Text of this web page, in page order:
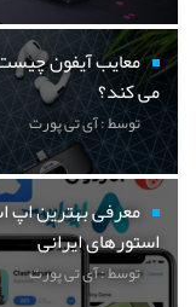
معایب آیفون چیست؟
می کند؟
توسط : آی تی پورت
معرفی بهترین اپ
استورهای ایرانی
توسط : آی تی پورت